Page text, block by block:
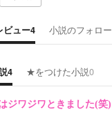
ビュー4 小説のフォロー
4 ★をつけた小説0
ジワジワときました(笑)